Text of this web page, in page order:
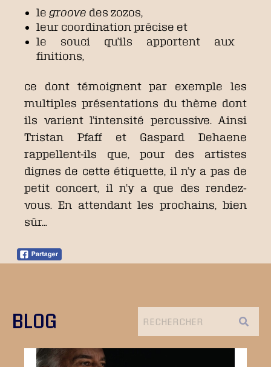
le groove des zozos,
leur coordination précise et
le souci qu’ils apportent aux
finitions,
ce dont témoignent par exemple les
multiples présentations du thème dont
ils varient l’intensité percussive. Ainsi
Tristan Pfaff et Gaspard Dehaene
rappellent-ils que, pour des artistes
dignes de cette étiquette, il n’y a pas de
petit concert, il n’y a que des rendez-
vous. En attendant les prochains, bien
sûr…
BLOG